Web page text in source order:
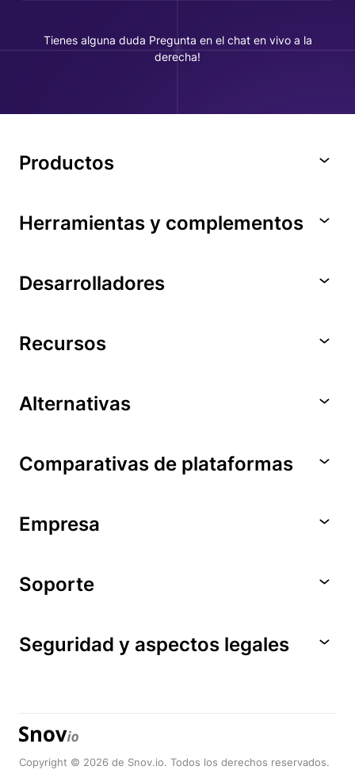
Tienes alguna duda Pregunta en el chat en vivo a la
derecha!
Productos
Herramientas y complementos
Desarrolladores
Recursos
Alternativas
Comparativas de plataformas
Empresa
Soporte
Seguridad y aspectos legales
Copyright © 2026 de Snov.io. Todos los derechos reservados.